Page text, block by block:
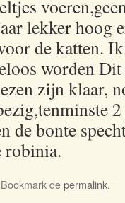
lekker hoog
de katten.
worden
zijn klaar,
2
de bonte
robinia.
depermalink.